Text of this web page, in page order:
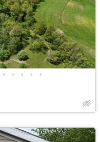
• • • • •